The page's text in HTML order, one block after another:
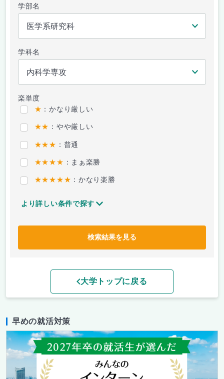
学部名
学科名
楽単度
★ ：かなり厳しい
★★ ：やや厳しい
★★★ ：普通
★★★★ ：まぁ楽勝
★★★★★ ：かなり楽勝
より詳しい条件で探す
検索結果を見る
大学トップに戻る
早めの就活対策